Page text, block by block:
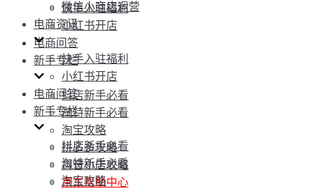
快手入驻福利
小红书开店
电商问答
新手专栏
抖店新手必看
淘特新手必看
淘宝攻略
拼多多攻略
抖音小店攻略
京东帮助中心
微信小商店运营
电商资讯
快手入驻福利
小红书开店
电商问答
新手专栏
抖店新手必看
淘特新手必看
淘宝攻略